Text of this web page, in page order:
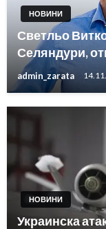
НОВИНИ
Светльо
Селяндури,
admin_zarata
НОВИНИ
Украинска